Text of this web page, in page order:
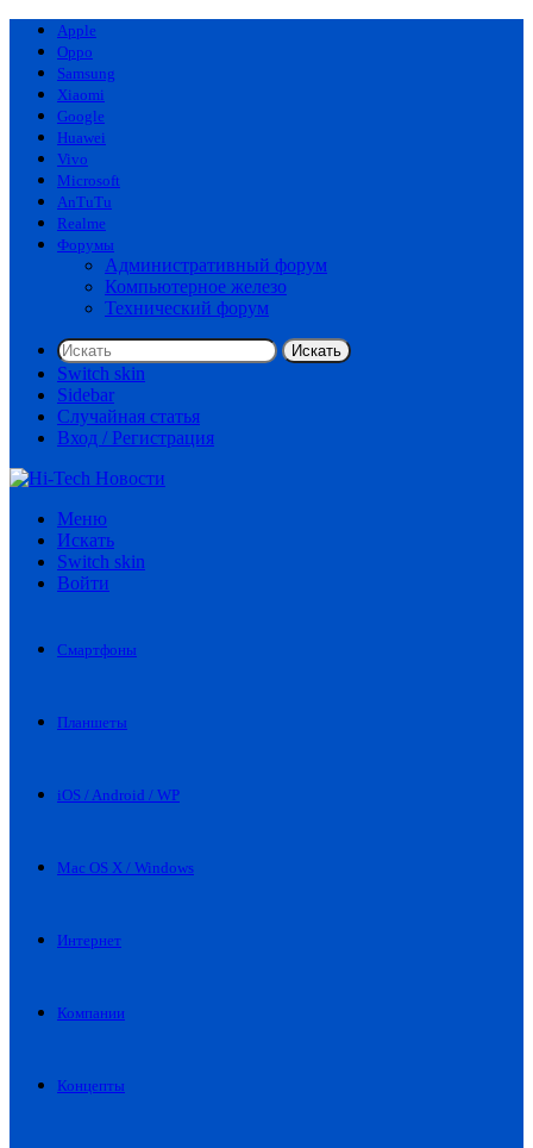
Apple
Oppo
Samsung
Xiaomi
Google
Huawei
Vivo
Microsoft
AnTuTu
Realme
Форумы
Административный форум
Компьютерное железо
Технический форум
Искать
Switch skin
Sidebar
Случайная статья
Вход / Регистрация
Меню
Искать
Switch skin
Войти
Смартфоны
Планшеты
iOS / Android / WP
Mac OS X / Windows
Интернет
Компании
Концепты